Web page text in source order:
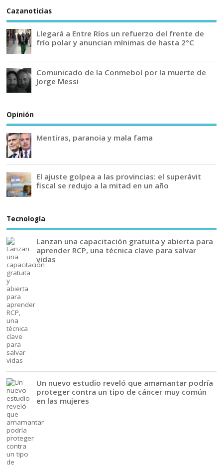
Cazanoticias
Llegará a Entre Ríos un refuerzo del frente de
frío polar y anuncian mínimas de hasta 2°C
Comunicado de la Conmebol por la muerte de
Jorge Messi
Opinión
Mentiras, paranoia y mala fama
El ajuste golpea a las provincias: el superávit
fiscal se redujo a la mitad en un año
Tecnología
Lanzan una capacitación gratuita y abierta para
aprender RCP, una técnica clave para salvar
vidas
Un nuevo estudio reveló que amamantar podría
proteger contra un tipo de cáncer muy común
en las mujeres